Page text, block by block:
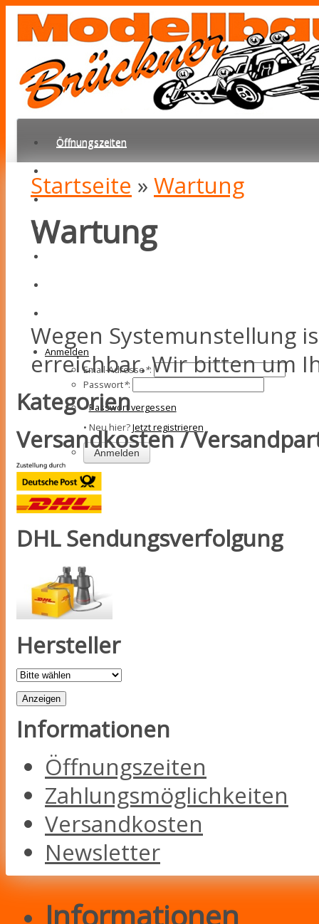
Öffnungszeiten
Mein Konto
News
Anmelden
Email-Adresse*:
Passwort*:
•Passwort vergessen
• Neu hier?Jetzt registrieren
Startseite » Wartung
Wartung
Wegen Systemunstellung
erreichbar. Wir bitten um
Kategorien
Versandkosten /
DHL Sendungsverfolgung
Hersteller
Informationen
Öffnungszeiten
Zahlungsmöglichkeiten
Versandkosten
Newsletter
Informationen